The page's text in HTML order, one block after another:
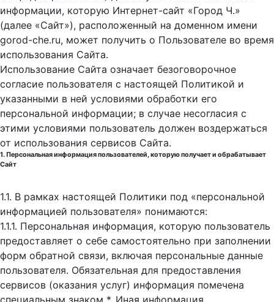
информации, которую Интернет-сайт «Город Ч.»
(далее «Сайт»), расположенный на доменном имени
gorod-che.ru, может получить о Пользователе во время
использования Cайта.
Использование Сайта означает безоговорочное
согласие пользователя с настоящей Политикой и
указанными в ней условиями обработки его
персональной информации; в случае несогласия с
этими условиями пользователь должен воздержаться
от использования сервисов Сайта.
1. Персональная информация пользователей, которую получает и обрабатывает
Сайт
1.1. В рамках настоящей Политики под «персональной
информацией пользователя» понимаются:
1.1.1. Персональная информация, которую пользователь
предоставляет о себе самостоятельно при заполнении
форм обратной связи, включая персональные данные
пользователя. Обязательная для предоставления
сервисов (оказания услуг) информация помечена